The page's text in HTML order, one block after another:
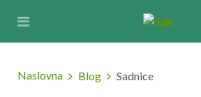
Naslovna Blog Sadnice